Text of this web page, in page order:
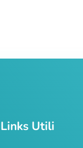
Links Utili